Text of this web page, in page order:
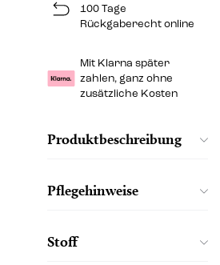
100 Tage
Rückgaberecht online
Mit Klarna später
zahlen, ganz ohne
zusätzliche Kosten
Produktbeschreibung
Pflegehinweise
Stoff